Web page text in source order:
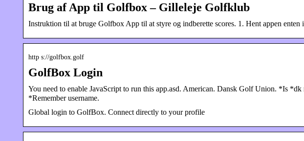
Brug af App til Golfbox – Gilleleje Golfklub
Instruktion til at bruge Golfbox App til at styre og indberette scores. 1. Hent appen
http s://golfbox.golf
GolfBox Login
You need to enable JavaScript to run this app.asd. American. Dansk Golf Union. *Is
*Remember username.
Global login to GolfBox. Connect directly to your profile